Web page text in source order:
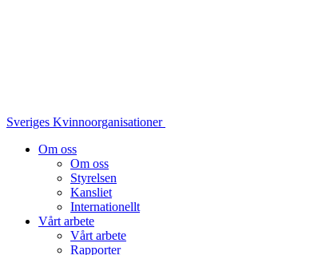
Sveriges Kvinnoorganisationer
Om oss
Om oss
Styrelsen
Kansliet
Internationellt
Vårt arbete
Vårt arbete
Rapporter